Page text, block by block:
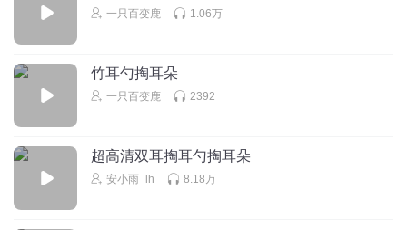
一只百变鹿 1.06万
竹耳勺掏耳朵
一只百变鹿 2392
超高清双耳掏耳勺掏耳朵
安小雨_lh 8.18万